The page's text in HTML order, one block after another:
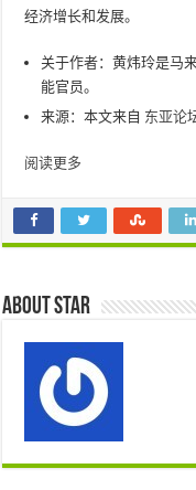
经济增长和发展。
关于作者：黄炜玲是马
能官员。
来源：本文来自 东亚论
阅读更多
About star